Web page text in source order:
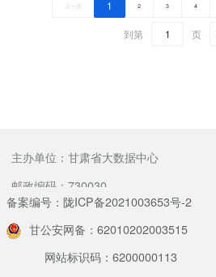
上一页 1 2 3 4
到第 页
主办单位：甘肃省大数据中心
邮政编码：730030
备案编号：陇ICP备2021003653号-2
甘公安网备：62010202003515
网站标识码：6200000113